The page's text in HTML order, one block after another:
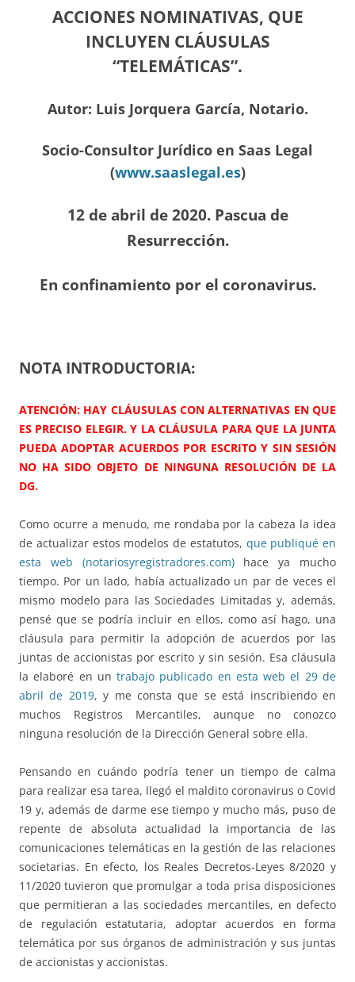
ACCIONES NOMINATIVAS, QUE
INCLUYEN CLÁUSULAS
“TELEMÁTICAS”.
Autor: Luis Jorquera García, Notario.
Socio-Consultor Jurídico en Saas Legal
(www.saaslegal.es)
12 de abril de 2020. Pascua de
Resurrección.
En confinamiento por el coronavirus.
NOTA INTRODUCTORIA:
ATENCIÓN: HAY CLÁUSULAS CON ALTERNATIVAS EN QUE
ES PRECISO ELEGIR. Y LA CLÁUSULA PARA QUE LA JUNTA
PUEDA ADOPTAR ACUERDOS POR ESCRITO Y SIN SESIÓN
NO HA SIDO OBJETO DE NINGUNA RESOLUCIÓN DE LA
DG.
Como ocurre a menudo, me rondaba por la cabeza la idea
de actualizar estos modelos de estatutos, que publiqué en
esta web (notariosyregistradores.com)hace ya mucho
tiempo. Por un lado, había actualizado un par de veces el
mismo modelo para las Sociedades Limitadas y, además,
pensé que se podría incluir en ellos, como así hago, una
cláusula para permitir la adopción de acuerdos por las
juntas de accionistas por escrito y sin sesión. Esa cláusula
la elaboré en untrabajo publicado en esta web el 29 de
abril de 2019, y me consta que se está inscribiendo en
muchos Registros Mercantiles, aunque no conozco
ninguna resolución de la Dirección General sobre ella.
Pensando en cuándo podría tener un tiempo de calma
para realizar esa tarea, llegó el maldito coronavirus o Covid
19 y, además de darme ese tiempo y mucho más, puso de
repente de absoluta actualidad la importancia de las
comunicaciones telemáticas en la gestión de las relaciones
societarias. En efecto, los Reales Decretos-Leyes 8/2020 y
11/2020 tuvieron que promulgar a toda prisa disposiciones
que permitieran a las sociedades mercantiles, en defecto
de regulación estatutaria, adoptar acuerdos en forma
telemática por sus órganos de administración y sus juntas
de accionistas y accionistas.